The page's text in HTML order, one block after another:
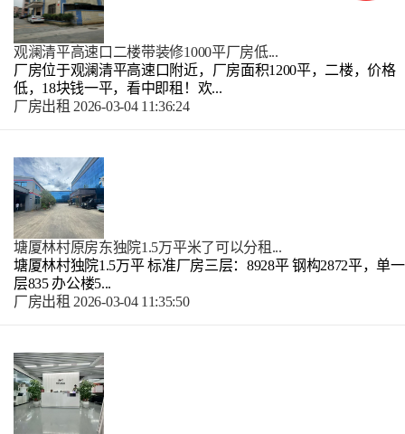
观澜清平高速口二楼带装修1000平厂房低...
厂房位于观澜清平高速口附近，厂房面积1200平，二楼，价格
低，18块钱一平，看中即租！欢...
厂房出租 2026-03-04 11:36:24
塘厦林村原房东独院1.5万平米了可以分租...
塘厦林村独院1.5万平 标准厂房三层：8928平 钢构2872平，单一
层835 办公楼5...
厂房出租 2026-03-04 11:35:50